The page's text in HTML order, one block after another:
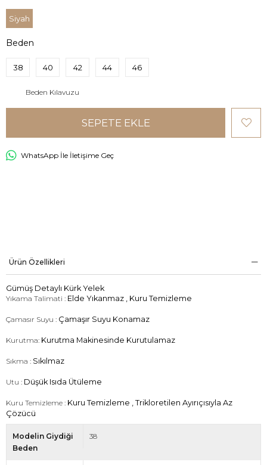
Siyah
Beden
38 40 42 44 46
Beden Kılavuzu
WhatsApp İle İletişime Geç
Ürün Özellikleri
Gümüş Detaylı Kürk Yelek
Yıkama Talimati : Elde Yıkanmaz , Kuru Temizleme
Çamasır Suyu : Çamaşır Suyu Konamaz
Kurutma: Kurutma Makinesinde Kurutulamaz
Sıkma : Sıkılmaz
Utu : Düşük Isıda Ütüleme
Kuru Temizleme : Kuru Temizleme , Trikloretilen Ayırıçısıyla Az
Çözücü
Modelin Giydiği
Beden
38